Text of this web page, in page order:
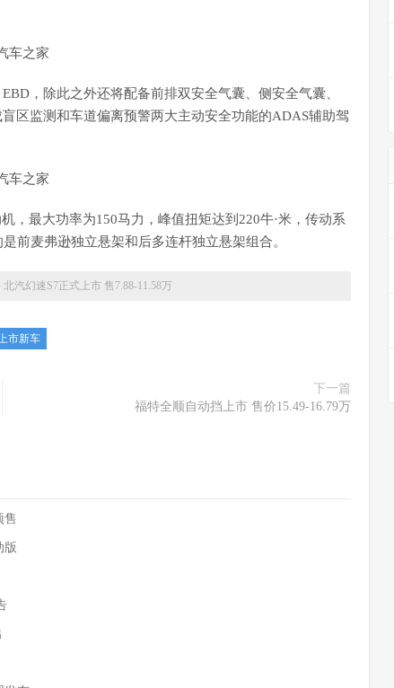
，除此之外还将配备前排双安全气囊、侧安全气囊、
区监测和车道偏离预警两大主动安全功能的ADAS辅助驾
最大功率为150马力，峰值扭矩达到220牛·米，传动系
前麦弗逊独立悬架和后多连杆独立悬架组合。
北汽幻速S7正式上市 售7.88-11.58万
市新车
下一篇
福特全顺自动挡上市 售价15.49-16.79万
售
版